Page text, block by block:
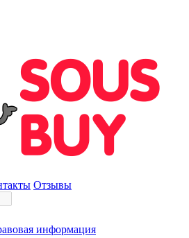
Отзывы
информация